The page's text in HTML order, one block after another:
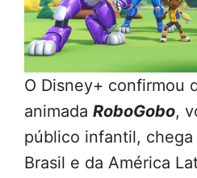
O Disney+ confirmou
animada RoboGobo,
público infantil,
Brasil e da América